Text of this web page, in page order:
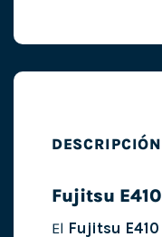
DESCRIPCIÓN
Fujitsu E410
El Fujitsu E410